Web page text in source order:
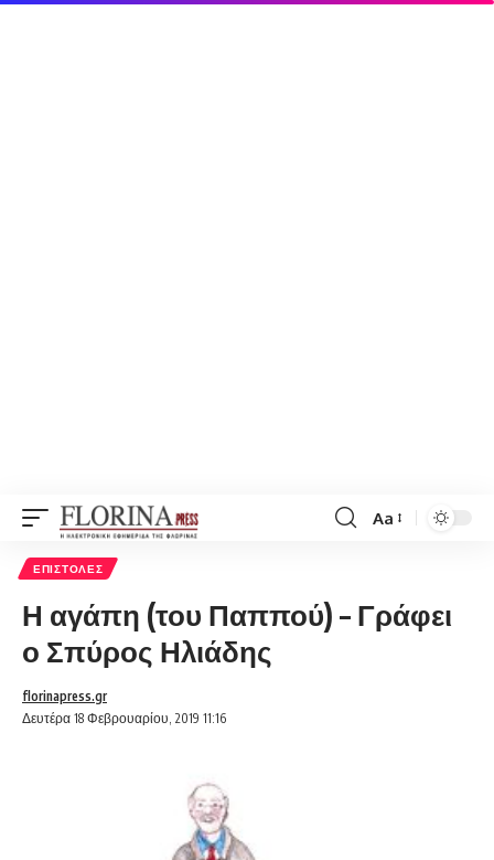
Font
Aa
ΕΠΙΣΤΟΛΈΣ
Η αγάπη (του Παππού) – Γράφει
ο Σπύρος Ηλιάδης
Δευτέρα 18 Φεβρουαρίου, 2019 11:16
florinapress.gr